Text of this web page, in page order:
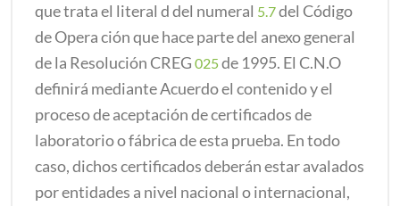
que trata el literal d del numeral 5.7del Código
de Opera ción que hace parte del anexo general
de la Resolución CREG 025de 1995. El C.N.O
definirá mediante Acuerdo el contenido y el
proceso de aceptación de certificados de
laboratorio o fábrica de esta prueba. En todo
caso, dichos certificados deberán estar avalados
por entidades a nivel nacional o internacional,